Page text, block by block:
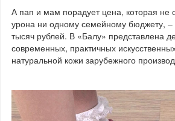
А пап и мам порадует цена, которая не
урона ни одному семейному бюджету, –
тысяч рублей. В «Балу» представлена
современных, практичных
натуральной кожи зарубежного